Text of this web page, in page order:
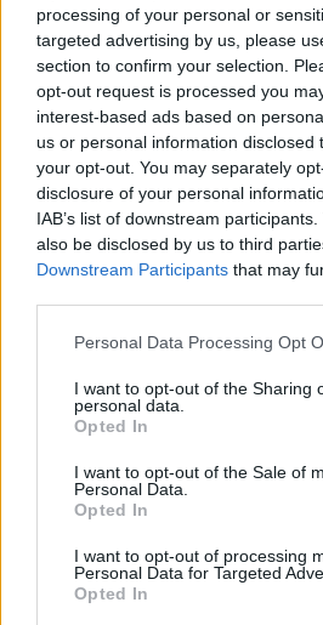
processing of your personal or
targeted advertising by us, please
section to confirm your selection.
opt-out request is processed you
interest-based ads based on
us or personal information disclosed
your opt-out. You may separately
disclosure of your personal
IAB’s list of downstream
also be disclosed by us to third
Downstream Participants that may
Personal Data Processing Opt
I want to opt-out of the Sharing
personal data.
Opted In
I want to opt-out of the Sale of
Personal Data.
Opted In
I want to opt-out of processing
Personal Data for Targeted
Opted In
22:32
Πανεπιστήμιο Κρήτης: 3,35 εκατ.
Παιδείας, για το στεγαστικό
22:22
Ηράκλειο: “Σκουπίδια κατάχαμα,
πουθενά κι ένα αμάξι παρατημένο
22:03
Καιρός: “Πορτοκαλί” συναγερμός
πολύ υψηλός κίνδυνος πυρκαγιάς!
Σφοδρή επίθεση κατά
επικοινωνιακά λάθη»